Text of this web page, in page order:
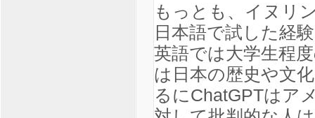
もっとも、イヌリ
日本語で試した経
英語では大学生程
は日本の歴史や文
るにChatGPTはア